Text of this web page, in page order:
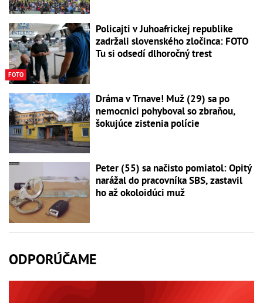
FOTO
Policajti v Juhoafrickej republike
zadržali slovenského zločinca: FOTO
Tu si odsedí dlhoročný trest
Dráma v Trnave! Muž (29) sa po
nemocnici pohyboval so zbraňou,
šokujúce zistenia polície
Peter (55) sa načisto pomiatol: Opitý
narážal do pracovníka SBS, zastavil
ho až okoloidúci muž
ODPORÚČAME